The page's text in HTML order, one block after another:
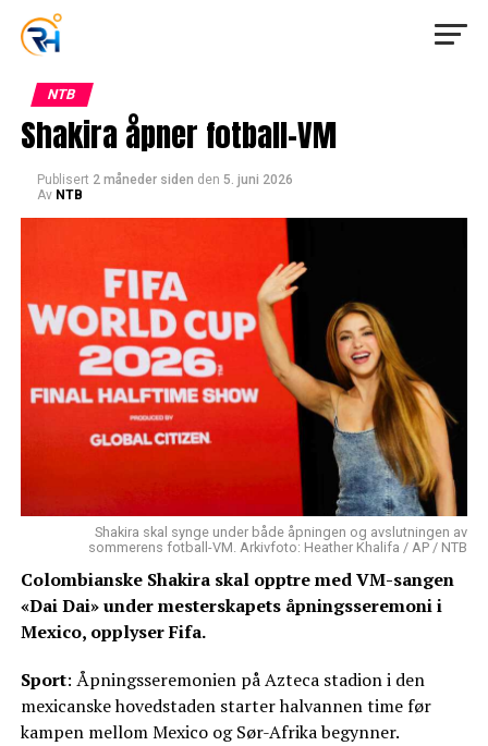
NTB
Shakira åpner fotball-VM
Publisert 2 måneder siden den 5. juni 2026
Av NTB
Shakira skal synge under både åpningen og avslutningen av
sommerens fotball-VM. Arkivfoto: Heather Khalifa / AP / NTB
Colombianske Shakira skal opptre med VM-sangen
«Dai Dai» under mesterskapets åpningsseremoni i
Mexico, opplyser Fifa.
Sport: Åpningsseremonien på Azteca stadion i den
mexicanske hovedstaden starter halvannen time før
kampen mellom Mexico og Sør-Afrika begynner.